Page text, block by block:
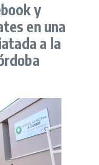
y
en una
a la